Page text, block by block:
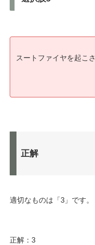
スートファイヤを起こ
正解
適切なものは「3」です。
正解：3